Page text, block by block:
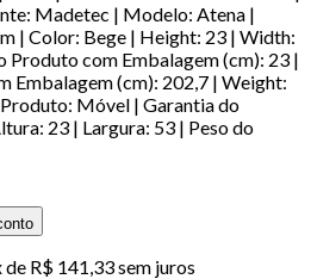
Madetec | Modelo: Atena |
| Color: Bege | Height: 23 | Width:
Produto com Embalagem (cm): 23 |
Embalagem (cm): 202,7 | Weight:
Móvel | Garantia do
23 | Largura: 53 | Peso do
de R$ 141,33 sem juros